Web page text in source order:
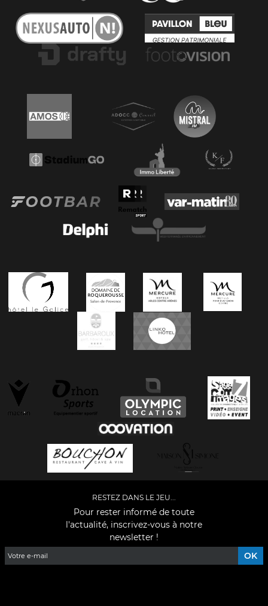
RESTEZ DANS LE JEU...
Pour rester informé de toute
l'actualité, inscrivez-vous à notre
newsletter !